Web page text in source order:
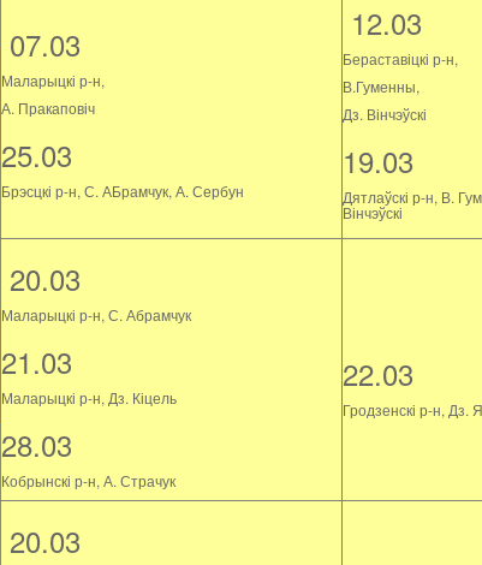
07.03
Маларыцкі р-н,
А. Пракаповіч
25.03
Брэсцкі р-н, С. АБрамчук, А. Сербун
12.03
Бераставіцкі р-н,
В.Гуменны,
Дз. Вінчэўскі
19.03
Дятлаўскі р-н, В.
Вінчэўскі
20.03
Маларыцкі р-н, С. Абрамчук
21.03
Маларыцкі р-н, Дз. Кіцель
28.03
Кобрынскі р-н, А. Страчук
22.03
Гродзенскі р-н, Дз.
20.03